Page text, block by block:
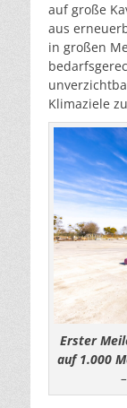
auf große
aus
in großen
Klimaziele
Erster
auf 1.000